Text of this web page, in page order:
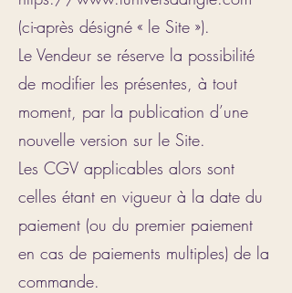
(ci-après désigné « le Site »).
Le Vendeur se réserve la possibilité
de modifier les présentes, à tout
moment, par la publication d’une
nouvelle version sur le Site.
Les CGV applicables alors sont
celles étant en vigueur à la date du
paiement (ou du premier paiement
en cas de paiements multiples) de la
commande.